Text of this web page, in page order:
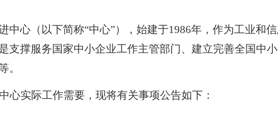
中心（以下简称“中心”），始建于1986年，作为工业和
支撑服务国家中小企业工作主管部门、建立完善全国中小
。
心实际工作需要， 现将有关事项公告如下：